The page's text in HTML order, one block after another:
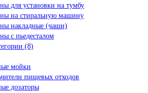
для установки на тумбу
на стиральную машину
накладные (чаши)
с пьедесталом
(8)
мойки
пищевых отходов
дозаторы